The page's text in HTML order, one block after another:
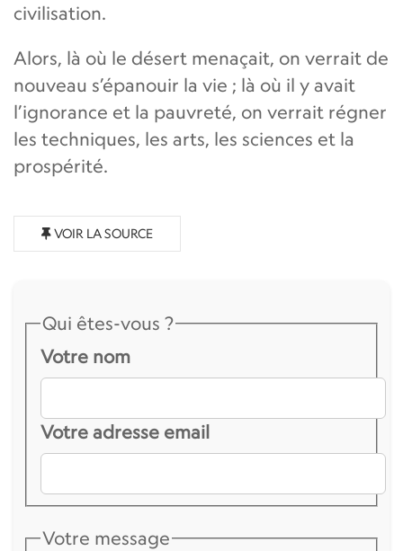
civilisation.
Alors, là où le désert menaçait, on verrait de
nouveau s’épanouir la vie ; là où il y avait
l’ignorance et la pauvreté, on verrait régner
les techniques, les arts, les sciences et la
prospérité.
VOIR LA SOURCE
Qui êtes-vous ?
Votre nom
Votre adresse email
Votre message